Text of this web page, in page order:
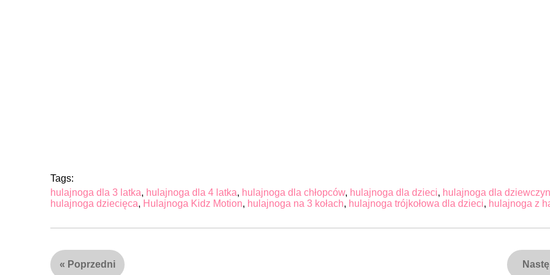
Tags:
hulajnoga dla 3 latka, hulajnoga dla 4 latka, hulajnoga dla chłopców, hulajnoga dla dzieci, hulajnoga dla
hulajnoga dziecięca, Hulajnoga Kidz Motion, hulajnoga na 3 kołach, hulajnoga trójkołowa dla dzieci, hulajnoga z
« Poprzedni